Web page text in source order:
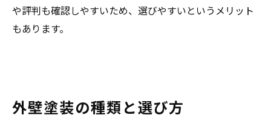
や評判も確認しやすいため、選びやすいというメリット
もあります。
外壁塗装の種類と選び方